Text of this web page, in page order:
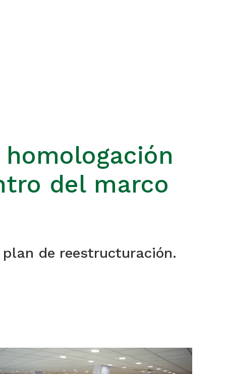
del marco
de reestructuración.